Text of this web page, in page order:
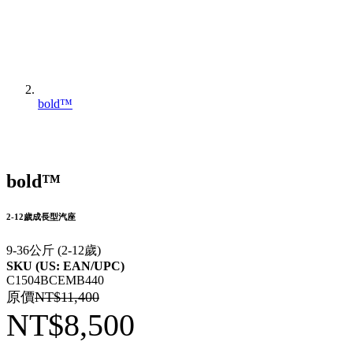
bold™
bold™
2-12歲成長型汽座
9-36公斤 (2-12歲)
SKU (US: EAN/UPC)
C1504BCEMB440
原價NT$11,400
NT$8,500